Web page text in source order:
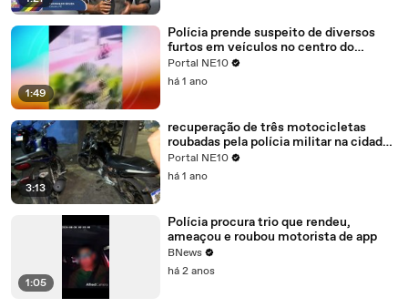
1:49
Polícia prende suspeito de diversos
furtos em veículos no centro do
Recife: entenda o caso e como
funcionava a operação criminoso
Portal NE10
há 1 ano
3:13
recuperação de três motocicletas
roubadas pela polícia militar na cidade:
detalhes da operação de busca
Portal NE10
há 1 ano
1:05
Polícia procura trio que rendeu,
ameaçou e roubou motorista de app
BNews
há 2 anos